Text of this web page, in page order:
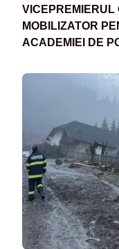
VICEPREMIERUL
MOBILIZATOR
ACADEMIEI DE